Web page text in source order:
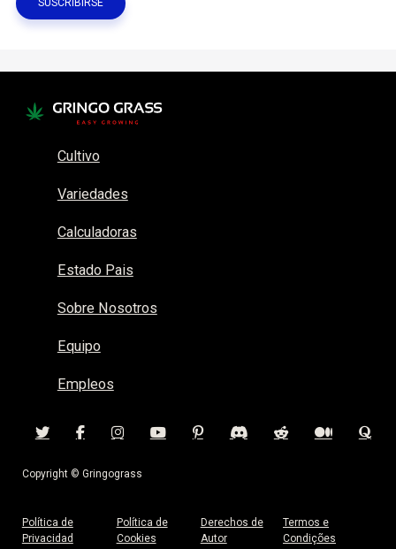
Cultivo
Variedades
Calculadoras
Estado Pais
Sobre Nosotros
Equipo
Empleos
Copyright © Gringograss
Política de
Privacidad
Política de
Cookies
Derechos de
Autor
Termos e
Condições